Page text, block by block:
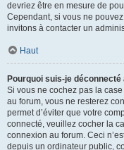
devriez être en mesure de
Cependant, si vous ne
invitons à contacter un
Haut
Pourquoi suis-je
Si vous ne cochez pas la
au forum, vous ne resterez
permet d’éviter que votre
connecté, veuillez cocher la
connexion au forum. Ceci
depuis un ordinateur public,